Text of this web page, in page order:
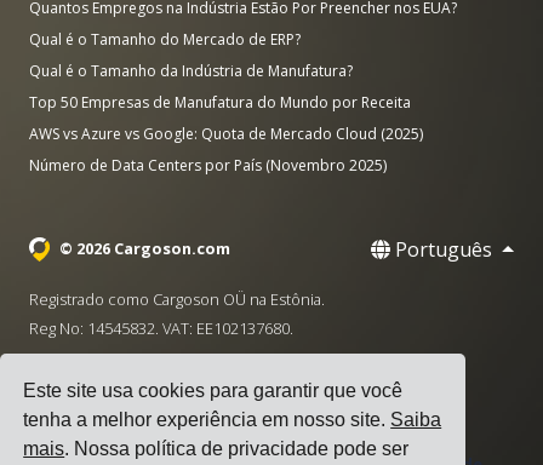
Este site usa cookies para garantir que você
tenha a melhor experiência em nosso site. Saiba
mais. Nossa política de privacidade pode ser
Quantos Empregos na Indústria Estão Por Preencher nos EUA?
Qual é o Tamanho do Mercado de ERP?
Qual é o Tamanho da Indústria de Manufatura?
Top 50 Empresas de Manufatura do Mundo por Receita
AWS vs Azure vs Google: Quota de Mercado Cloud (2025)
Número de Data Centers por País (Novembro 2025)
© 2026 Cargoson.com Português
Registrado como Cargoson OÜ na Estônia.
Reg No: 14545832. VAT: EE102137680.
· hello@cargoson.com